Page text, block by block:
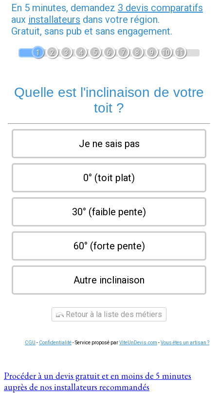
En 5 minutes, demandez 3 devis comparatifs
aux installateurs dans votre région.
Gratuit, sans pub et sans engagement.
1 2 3 4 5 6 7 8 9 10 11
Quelle est l'inclinaison de votre
toit ?
Je ne sais pas
0° (toit plat)
30° (faible pente)
60° (forte pente)
Autre inclinaison
Retour à la liste des métiers
CGU - Confidentialité- Service proposé parViteUnDevis.com -Vous êtes un artisan ?
Procéder à un devis gratuit et en moins de 5 minutes
auprès de nos installateurs recommandés